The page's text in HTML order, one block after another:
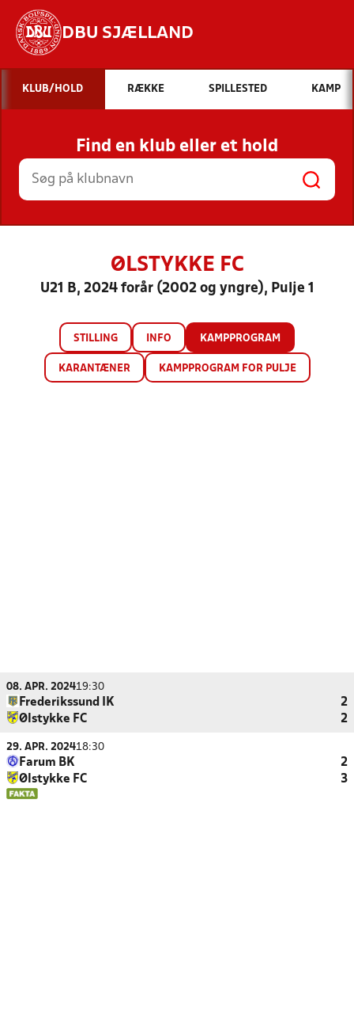
DBU SJÆLLAND
Hvad vil du søge efter?
INDHOLD OG NYHEDER
STILLINGER, RESULTATER, KLUBBER OG
HOLD
KLUB/HOLD RÆKKE SPILLESTED KAMP
Find en klub eller et hold
ØLSTYKKE FC
U21 B, 2024 forår (2002 og yngre), Pulje 1
STILLING INFO KAMPPROGRAM
KARANTÆNER KAMPPROGRAM FOR PULJE
08. APR. 202419:30
Frederikssund IK
2
Ølstykke FC
2
29. APR. 202418:30
Farum BK
2
Ølstykke FC
3